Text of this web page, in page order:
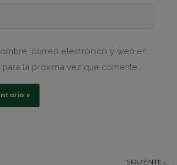
correo electrónico y web en
la próxima vez que comente.
SIGUIENTE